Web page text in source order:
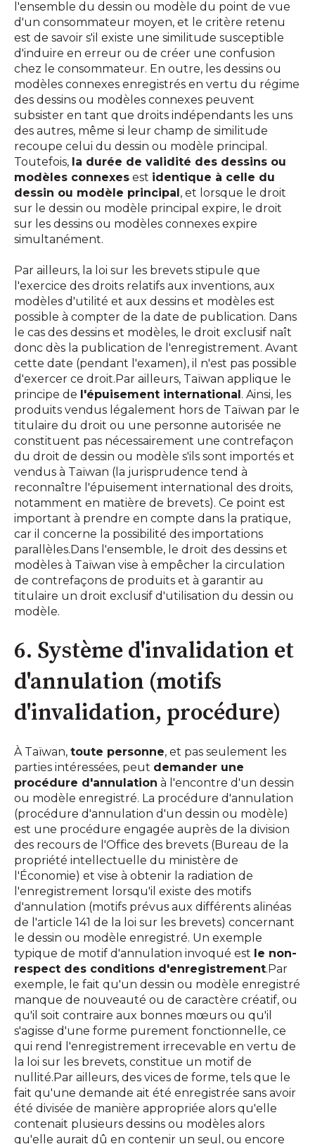
l'ensemble du dessin ou modèle du point de vue
d'un consommateur moyen, et le critère retenu
est de savoir s'il existe une similitude susceptible
d'induire en erreur ou de créer une confusion
chez le consommateur. En outre, les dessins ou
modèles connexes enregistrés en vertu du régime
des dessins ou modèles connexes peuvent
subsister en tant que droits indépendants les uns
des autres, même si leur champ de similitude
recoupe celui du dessin ou modèle principal.
Toutefois, la durée de validité des dessins ou
modèles connexes est identique à celle du
dessin ou modèle principal, et lorsque le droit
sur le dessin ou modèle principal expire, le droit
sur les dessins ou modèles connexes expire
simultanément.
Par ailleurs, la loi sur les brevets stipule que
l'exercice des droits relatifs aux inventions, aux
modèles d'utilité et aux dessins et modèles est
possible à compter de la date de publication. Dans
le cas des dessins et modèles, le droit exclusif naît
donc dès la publication de l'enregistrement. Avant
cette date (pendant l'examen), il n'est pas possible
d'exercer ce droit.Par ailleurs, Taïwan applique le
principe de l'épuisement international . Ainsi, les
produits vendus légalement hors de Taïwan par le
titulaire du droit ou une personne autorisée ne
constituent pas nécessairement une contrefaçon
du droit de dessin ou modèle s'ils sont importés et
vendus à Taïwan (la jurisprudence tend à
reconnaître l'épuisement international des droits,
notamment en matière de brevets). Ce point est
important à prendre en compte dans la pratique,
car il concerne la possibilité des importations
parallèles.Dans l'ensemble, le droit des dessins et
modèles à Taïwan vise à empêcher la circulation
de contrefaçons de produits et à garantir au
titulaire un droit exclusif d'utilisation du dessin ou
modèle.
6. Système d'invalidation et
d'annulation (motifs
d'invalidation, procédure)
À Taïwan, toute personne, et pas seulement les
parties intéressées, peut demander une
procédure d'annulation à l'encontre d'un dessin
ou modèle enregistré. La procédure d'annulation
(procédure d'annulation d'un dessin ou modèle)
est une procédure engagée auprès de la division
des recours de l'Office des brevets (Bureau de la
propriété intellectuelle du ministère de
l'Économie) et vise à obtenir la radiation de
l'enregistrement lorsqu'il existe des motifs
d'annulation (motifs prévus aux différents alinéas
de l'article 141 de la loi sur les brevets) concernant
le dessin ou modèle enregistré. Un exemple
typique de motif d'annulation invoqué est le non-
respect des conditions d'enregistrement.Par
exemple, le fait qu'un dessin ou modèle enregistré
manque de nouveauté ou de caractère créatif, ou
qu'il soit contraire aux bonnes mœurs ou qu'il
s'agisse d'une forme purement fonctionnelle, ce
qui rend l'enregistrement irrecevable en vertu de
la loi sur les brevets, constitue un motif de
nullité.Par ailleurs, des vices de forme, tels que le
fait qu'une demande ait été enregistrée sans avoir
été divisée de manière appropriée alors qu'elle
contenait plusieurs dessins ou modèles alors
qu'elle aurait dû en contenir un seul, ou encore